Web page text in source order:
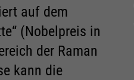
auf dem
(Nobelpreis in
der Raman
kann die